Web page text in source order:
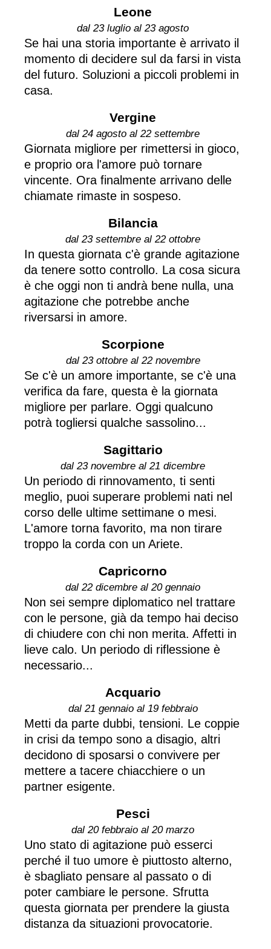
Leone
dal 23 luglio al 23 agosto
Se hai una storia importante è arrivato il
momento di decidere sul da farsi in vista
del futuro. Soluzioni a piccoli problemi in
casa.
Vergine
dal 24 agosto al 22 settembre
Giornata migliore per rimettersi in gioco,
e proprio ora l'amore può tornare
vincente. Ora finalmente arrivano delle
chiamate rimaste in sospeso.
Bilancia
dal 23 settembre al 22 ottobre
In questa giornata c'è grande agitazione
da tenere sotto controllo. La cosa sicura
è che oggi non ti andrà bene nulla, una
agitazione che potrebbe anche
riversarsi in amore.
Scorpione
dal 23 ottobre al 22 novembre
Se c'è un amore importante, se c'è una
verifica da fare, questa è la giornata
migliore per parlare. Oggi qualcuno
potrà togliersi qualche sassolino...
Sagittario
dal 23 novembre al 21 dicembre
Un periodo di rinnovamento, ti senti
meglio, puoi superare problemi nati nel
corso delle ultime settimane o mesi.
L'amore torna favorito, ma non tirare
troppo la corda con un Ariete.
Capricorno
dal 22 dicembre al 20 gennaio
Non sei sempre diplomatico nel trattare
con le persone, già da tempo hai deciso
di chiudere con chi non merita. Affetti in
lieve calo. Un periodo di riflessione è
necessario...
Acquario
dal 21 gennaio al 19 febbraio
Metti da parte dubbi, tensioni. Le coppie
in crisi da tempo sono a disagio, altri
decidono di sposarsi o convivere per
mettere a tacere chiacchiere o un
partner esigente.
Pesci
dal 20 febbraio al 20 marzo
Uno stato di agitazione può esserci
perché il tuo umore è piuttosto alterno,
è sbagliato pensare al passato o di
poter cambiare le persone. Sfrutta
questa giornata per prendere la giusta
distanza da situazioni provocatorie.